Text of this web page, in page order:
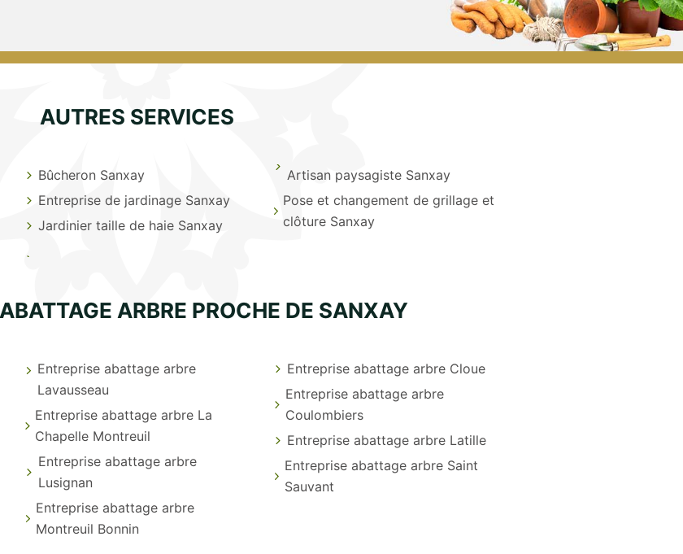
AUTRES SERVICES
Bûcheron Sanxay
Entreprise de jardinage Sanxay
Jardinier taille de haie Sanxay
Artisan paysagiste Sanxay
Pose et changement de grillage et
clôture Sanxay
ARBRE PROCHE DE SANXAY
Entreprise abattage arbre
Lavausseau
Entreprise abattage arbre La
Chapelle Montreuil
Entreprise abattage arbre
Lusignan
Entreprise abattage arbre
Montreuil Bonnin
Entreprise abattage arbre Cloue
Entreprise abattage arbre
Coulombiers
Entreprise abattage arbre Latille
Entreprise abattage arbre Saint
Sauvant